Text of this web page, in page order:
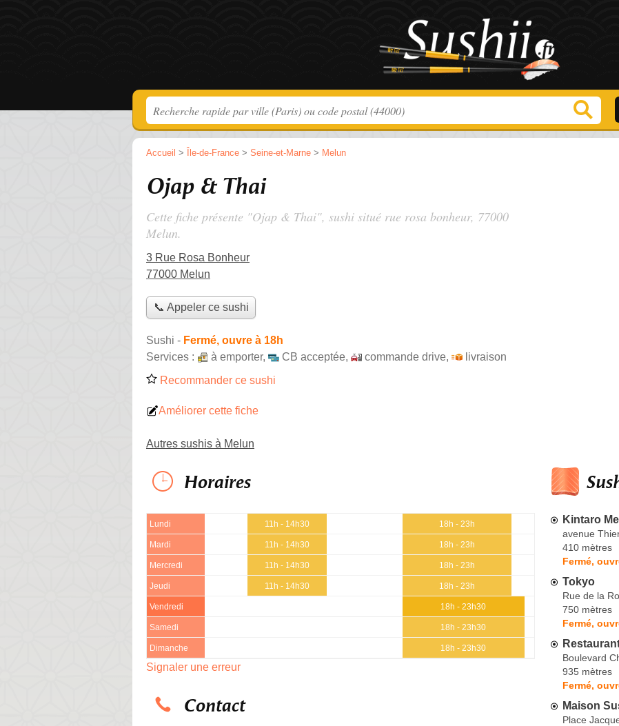
Accueil > Île-de-France > Seine-et-Marne > Melun
Ojap & Thai
Cette fiche présente "Ojap & Thai", sushi situé rue rosa bonheur, 77000
Melun.
3 Rue Rosa Bonheur
77000 Melun
📞 Appeler ce sushi
Sushi - Fermé, ouvre à 18h
Services :
à emporter, CB acceptée, commande drive,
livraison
Recommander ce sushi
Améliorer cette fiche
Autres sushis à Melun
Horaires
Lundi 11h - 14h30 18h - 23h
Mardi 11h - 14h30 18h - 23h
Mercredi 11h - 14h30 18h - 23h
Jeudi 11h - 14h30 18h - 23h
Vendredi 18h - 23h30
Samedi 18h - 23h30
Dimanche 18h - 23h30
Signaler une erreur
Contact
Kintaro
avenue
410 mètres
Fermé,
Tokyo
Rue de la
750 mètres
Fermé,
Boulevard
935 mètres
Fermé,
Maison
Place